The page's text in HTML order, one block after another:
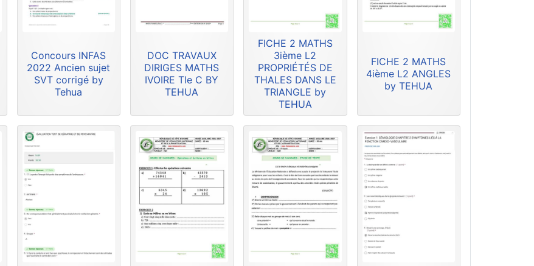
Concours INFAS
2022 Ancien sujet
SVT corrigé by
Tehua
DOC TRAVAUX
DIRIGES MATHS
IVOIRE Tle C BY
TEHUA
FICHE 2 MATHS
3ième L2
PROPRIÉTÉS DE
THALES DANS LE
TRIANGLE by
TEHUA
FICHE 2 MATHS
4ième L2 ANGLES
by TEHUA